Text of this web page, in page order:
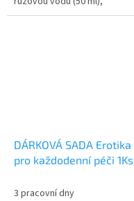
hyaluronové sérum (50 ml) a
DÁRKOVÁ SADA Erotika
pro každodenní péči 1Ks
3 pracovní dny